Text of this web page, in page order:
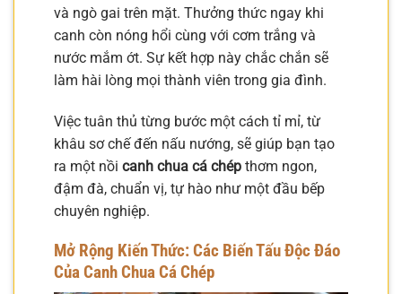
và ngò gai trên mặt. Thưởng thức ngay khi
canh còn nóng hổi cùng với cơm trắng và
nước mắm ớt. Sự kết hợp này chắc chắn sẽ
làm hài lòng mọi thành viên trong gia đình.
Việc tuân thủ từng bước một cách tỉ mỉ, từ
khâu sơ chế đến nấu nướng, sẽ giúp bạn tạo
ra một nồi canh chua cá chép thơm ngon,
đậm đà, chuẩn vị, tự hào như một đầu bếp
chuyên nghiệp.
Mở Rộng Kiến Thức: Các Biến Tấu Độc Đáo
Của Canh Chua Cá Chép